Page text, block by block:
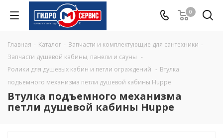
0
Главная - Каталог - Запчасти и комплектующие для сантехники -
Запчасти душевой кабины, панели и сауны -
Ролики для душевых кабин и петли ограждений - Втулка
подъемного механизма петли душевой кабины Huppe
Втулка подъемного механизма
петли душевой кабины Huppe